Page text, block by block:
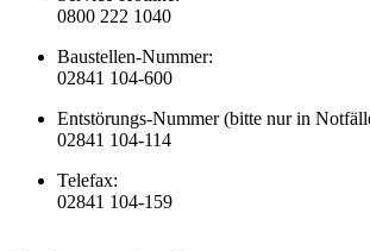
0800 222 1040
Baustellen-Nummer:
02841 104-600
Entstörungs-Nummer (bitte nur in
02841 104-114
Telefax:
02841 104-159